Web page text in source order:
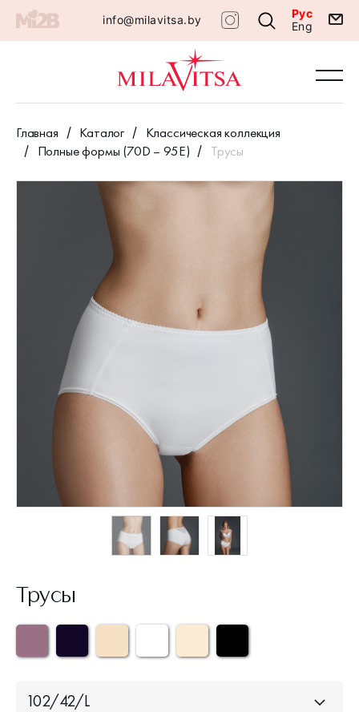
info@milavitsa.by
Рус
Eng
Главная Каталог
Классическая коллекция
Полные формы (70D – 95E)
Трусы
Трусы
102/42/L